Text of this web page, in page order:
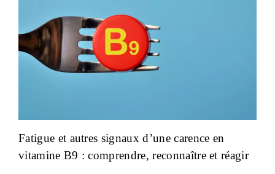
Fatigue et autres signaux d’une carence en
vitamine B9 : comprendre, reconnaître et réagir